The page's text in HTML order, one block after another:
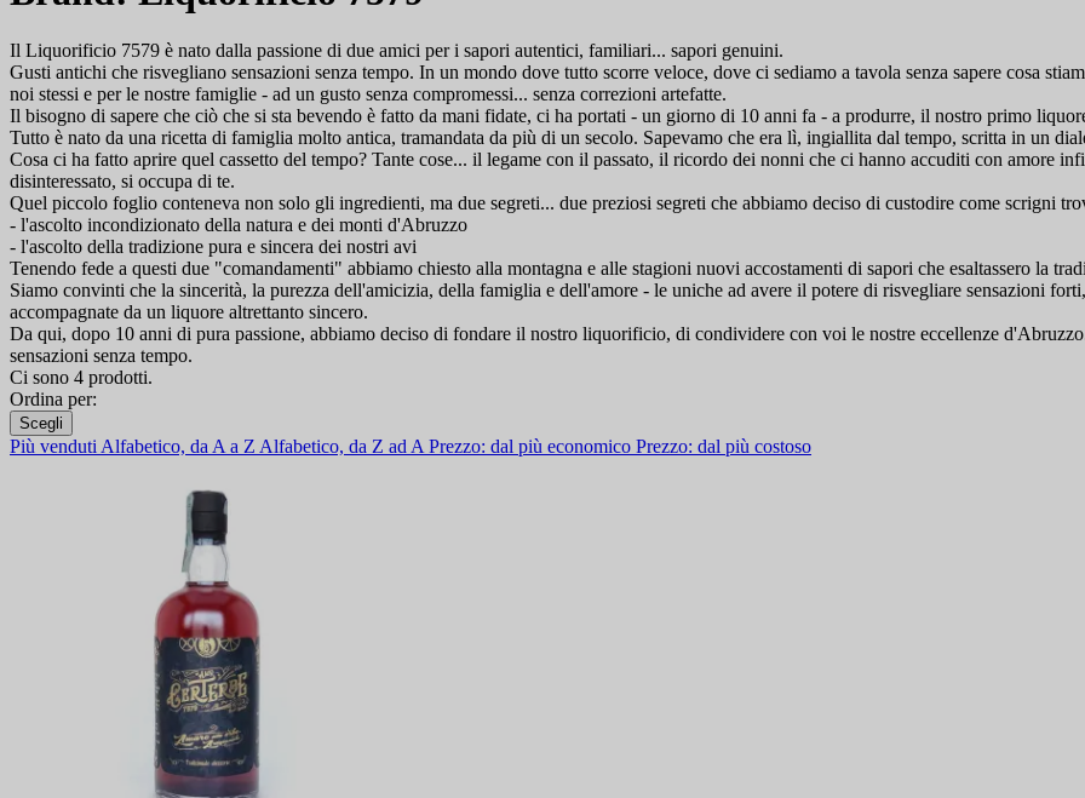
Il Liquorificio 7579 è nato dalla passione di due amici per i sapori autentici, familiari... sapori genuini.
Gusti antichi che risvegliano sensazioni senza tempo. In un mondo dove tutto scorre veloce, dove ci sediamo a tavola senza sapere cosa
noi stessi e per le nostre famiglie - ad un gusto senza compromessi... senza correzioni artefatte.
Il bisogno di sapere che ciò che si sta bevendo è fatto da mani fidate, ci ha portati - un giorno di 10 anni fa - a produrre, il nostro primo
Tutto è nato da una ricetta di famiglia molto antica, tramandata da più di un secolo. Sapevamo che era lì, ingiallita dal tempo, scritta in un
Cosa ci ha fatto aprire quel cassetto del tempo? Tante cose... il legame con il passato, il ricordo dei nonni che ci hanno accuditi con amore
disinteressato, si occupa di te.
Quel piccolo foglio conteneva non solo gli ingredienti, ma due segreti... due preziosi segreti che abbiamo deciso di custodire come scrigni
- l'ascolto incondizionato della natura e dei monti d'Abruzzo
- l'ascolto della tradizione pura e sincera dei nostri avi
Tenendo fede a questi due "comandamenti" abbiamo chiesto alla montagna e alle stagioni nuovi accostamenti di sapori che esaltassero la
Siamo convinti che la sincerità, la purezza dell'amicizia, della famiglia e dell'amore - le uniche ad avere il potere di risvegliare sensazioni
accompagnate da un liquore altrettanto sincero.
Da qui, dopo 10 anni di pura passione, abbiamo deciso di fondare il nostro liquorificio, di condividere con voi le nostre eccellenze
sensazioni senza tempo.
Ci sono 4 prodotti.
Ordina per:
Scegli
Più venduti Alfabetico, da A a Z Alfabetico, da Z ad A Prezzo: dal più economico Prezzo: dal più costoso